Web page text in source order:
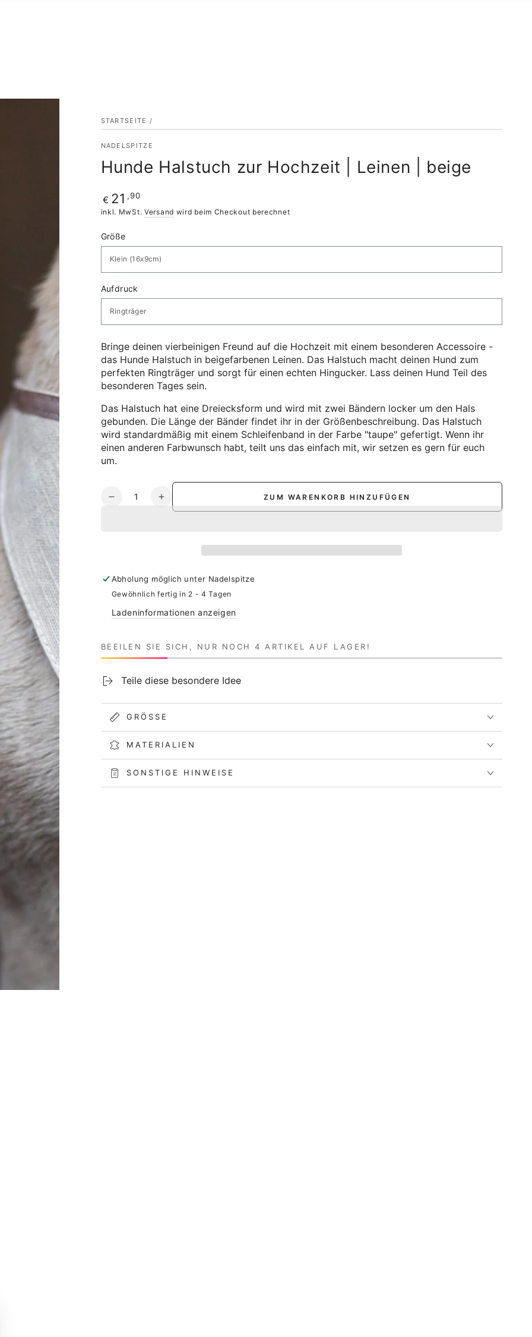
STARTSEITE /
NADELSPITZE
Hunde Halstuch zur Hochzeit | Leinen | beige
Regulärer
Preis
€ 21 ,90
inkl. MwSt. Versand wird beim Checkout berechnet
Größe
Aufdruck
Bringe deinen vierbeinigen Freund auf die Hochzeit mit einem besonderen Accessoire -
das Hunde Halstuch in beigefarbenen Leinen. Das Halstuch macht deinen Hund zum
perfekten Ringträger und sorgt für einen echten Hingucker. Lass deinen Hund Teil des
besonderen Tages sein.
Das Halstuch hat eine Dreiecksform und wird mit zwei Bändern locker um den Hals
gebunden. Die Länge der Bänder findet ihr in der Größenbeschreibung. Das Halstuch
wird standardmäßig mit einem Schleifenband in der Farbe "taupe" gefertigt. Wenn ihr
einen anderen Farbwunsch habt, teilt uns das einfach mit, wir setzen es gern für euch
um.
Anzahl
Verringere
zur
Hochzeit
Leinen
Erhöhe
die
zur
Hochzeit
Leinen
ZUM WARENKORB HINZUFÜGEN
Abholung möglich unter Nadelspitze
Gewöhnlich fertig in 2 - 4 Tagen
Ladeninformationen anzeigen
BEEILEN SIE SICH, NUR NOCH 4 ARTIKEL AUF LAGER!
Teile diese besondere Idee
GRÖSSE
MATERIALIEN
SONSTIGE HINWEISE